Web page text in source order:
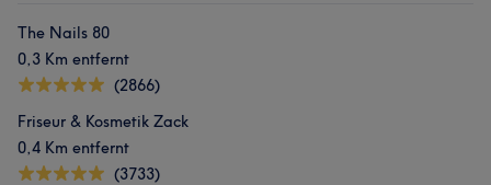
The Nails 80
0,3 Km entfernt
(2866)
Friseur & Kosmetik Zack
0,4 Km entfernt
(3733)